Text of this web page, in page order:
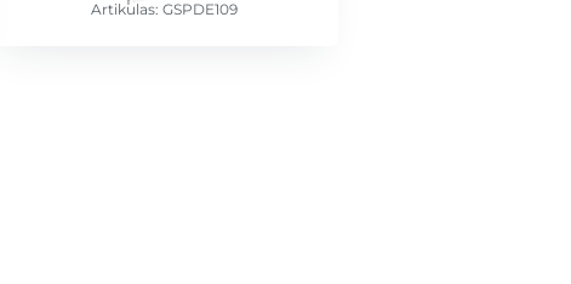
Artikulas: GSPDE109